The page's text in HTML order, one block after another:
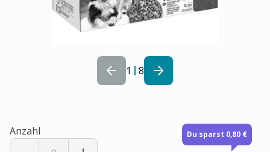
1 8
Anzahl Du sparst 0,80 €